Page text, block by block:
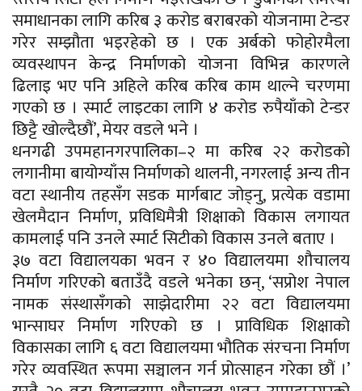
समाधानका लागि करिब ३ करोड बराबरको योजनामा टेन्डर
गरेर सम्झौता भइरहेको छ । एक अर्बको फोहोरमैला
व्यवस्थापन केन्द्र निर्माणको योजना विभिन्न कारणले
ढिलाइ भए पनि अहिले करिब करिब काम थाल्ने चरणमा
गएको छ । स्मार्ट लाइटका लागि ४ करोड रुपैयाँको टेन्डर
छिट्टै खोल्दैछौं’, मेयर वडले भने ।
धनगढी उपमहानगरपालिका–२ मा करिब २२ करोडको
लगानीमा बायोग्याँस निर्माणको थालनी, नगरलाई अन्य तीन
वटा स्थानीय तहसँग सडक मार्गबाट जोड्नु, प्रत्येक वडामा
खेलमैदान निर्माण, प्रविधिमैत्री शिक्षाको विकास लगायत
कामलाई पनि उनले स्मार्ट सिटीको विकास उनले बताए ।
३७ वटा विद्यालयका भवन र ४० विद्यालयमा शौचालय
निर्माण गरिएको बताउँदै वडले भनेका छन्, ‘सप्रोश नेपाल
नामक संस्थासँगको साझेदारीमा २२ वटा विद्यालयमा
भान्साघर निर्माण गरिएको छ । प्राविधिक शिक्षाको
विकासका लागि ६ वटा विद्यालयमा भौतिक संरचना निर्माण
गरेर व्यवस्थित रूपमा सञ्चालन गर्न प्रोत्साहन गरेका छौं ।’